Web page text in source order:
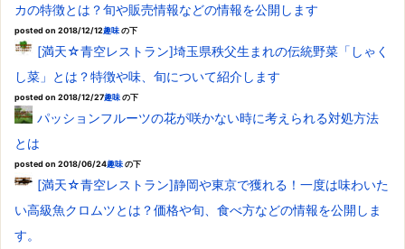
カの特徴とは？旬や販売情報などの情報を公開します
posted on 2018/12/12趣味の下
[満天☆青空レストラン]埼玉県秩父生まれの伝統野菜「しゃく
し菜」とは？特徴や味、旬について紹介します
posted on 2018/12/27趣味の下
パッションフルーツの花が咲かない時に考えられる対処方法
とは
posted on 2018/06/24趣味の下
[満天☆青空レストラン]静岡や東京で獲れる！一度は味わいた
い高級魚クロムツとは？価格や旬、食べ方などの情報を公開しま
す。